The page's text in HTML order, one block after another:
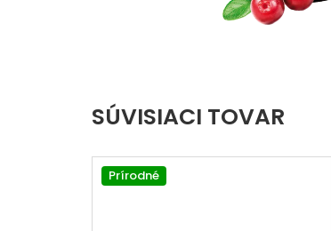
SÚVISIACI TOVAR
Prírodné